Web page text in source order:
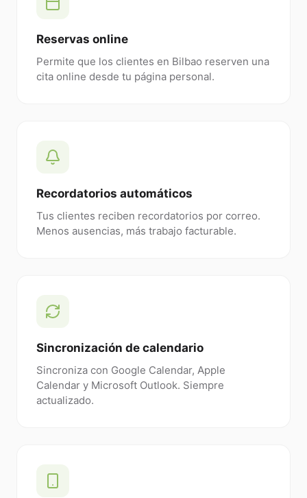
Reservas online
Permite que los clientes en Bilbao reserven una
cita online desde tu página personal.
Recordatorios automáticos
Tus clientes reciben recordatorios por correo.
Menos ausencias, más trabajo facturable.
Sincronización de calendario
Sincroniza con Google Calendar, Apple
Calendar y Microsoft Outlook. Siempre
actualizado.